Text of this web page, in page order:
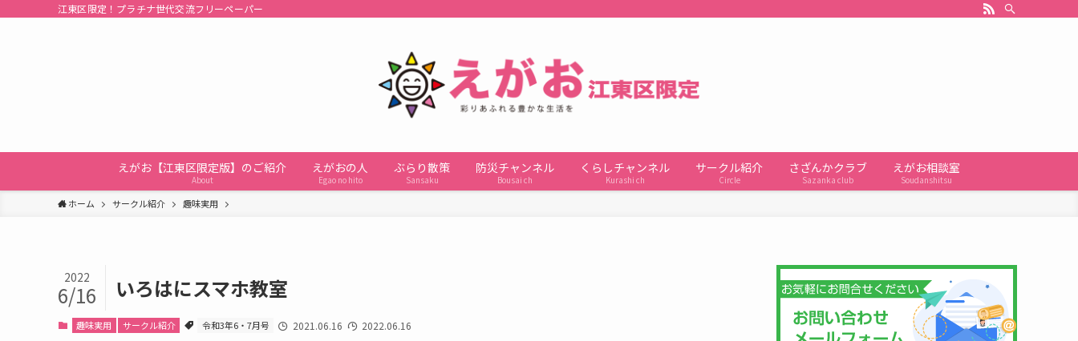
江東区限定！プラチナ世代交流フリーペーパー
えがお【江東区限定版】のご紹介
About
えがおの人
Egao no hito
ぶらり散策
Sansaku
防災チャンネル
Bousai ch
くらしチャンネル
Kurashi ch
サークル紹介
Circle
さざんかクラブ
Sazanka club
えがお相談室
Soudanshitsu
ホーム サークル紹介 趣味実用
いろはにスマホ教室
2022
6/16
趣味実用 サークル紹介 令和3年6・7月号 2021.06.16 2022.06.16